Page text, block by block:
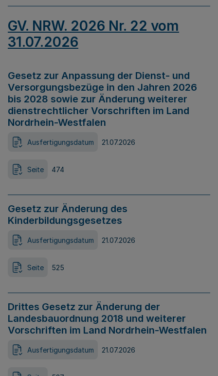
GV. NRW. 2026 Nr. 22 vom
31.07.2026
Gesetz zur Anpassung der Dienst- und
Versorgungsbezüge in den Jahren 2026
bis 2028 sowie zur Änderung weiterer
dienstrechtlicher Vorschriften im Land
Nordrhein-Westfalen
Ausfertigungsdatum 21.07.2026
Seite 474
Gesetz zur Änderung des
Kinderbildungsgesetzes
Ausfertigungsdatum 21.07.2026
Seite 525
Drittes Gesetz zur Änderung der
Landesbauordnung 2018 und weiterer
Vorschriften im Land Nordrhein-Westfalen
Ausfertigungsdatum 21.07.2026